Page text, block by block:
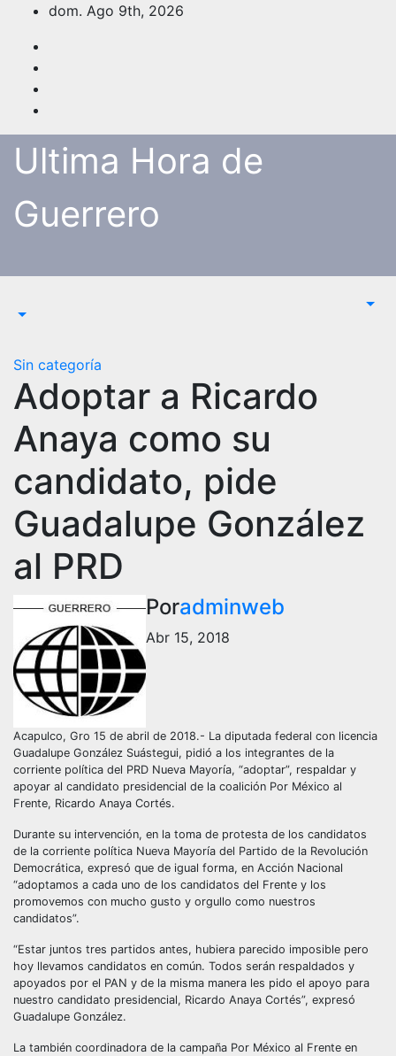
Saltar
contenido
dom. Ago 9th, 2026
Ultima Hora de
Guerrero
Sin categoría
Adoptar a Ricardo
Anaya como su
candidato, pide
Guadalupe González
al PRD
Poradminweb
Abr 15, 2018
Acapulco, Gro 15 de abril de 2018.- La diputada federal con licencia
Guadalupe González Suástegui, pidió a los integrantes de la
corriente política del PRD Nueva Mayoría, “adoptar”, respaldar y
apoyar al candidato presidencial de la coalición Por México al
Frente, Ricardo Anaya Cortés.
Durante su intervención, en la toma de protesta de los candidatos
de la corriente política Nueva Mayoría del Partido de la Revolución
Democrática, expresó que de igual forma, en Acción Nacional
“adoptamos a cada uno de los candidatos del Frente y los
promovemos con mucho gusto y orgullo como nuestros
candidatos”.
“Estar juntos tres partidos antes, hubiera parecido imposible pero
hoy llevamos candidatos en común. Todos serán respaldados y
apoyados por el PAN y de la misma manera les pido el apoyo para
nuestro candidato presidencial, Ricardo Anaya Cortés”, expresó
Guadalupe González.
La también coordinadora de la campaña Por México al Frente en